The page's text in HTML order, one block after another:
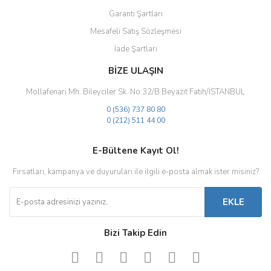
Garanti Şartları
Mesafeli Satış Sözleşmesi
İade Şartları
BİZE ULAŞIN
Mollafenari Mh. Bileyciler Sk. No:32/B Beyazıt Fatih/İSTANBUL
0 (536) 737 80 80
0 (212) 511 44 00
E-Bültene Kayıt Ol!
Fırsatları, kampanya ve duyuruları ile ilgili e-posta almak ister misiniz?
EKLE
Bizi Takip Edin